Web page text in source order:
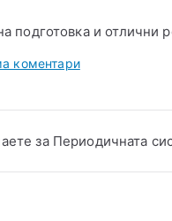
подготовка и отлични
коментари
за Периодичната